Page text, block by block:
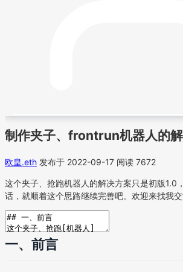
制作夹子、frontrun机器人的
欧皇.eth 发布于 2022-09-17 阅读 7672
这个夹子、抢跑机器人的解决方案只是初版1.0
话，就顺着这个思路继续完善吧。欢迎来找我交
一、前言